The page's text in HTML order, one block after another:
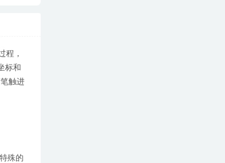
程，
标和
触进
殊的